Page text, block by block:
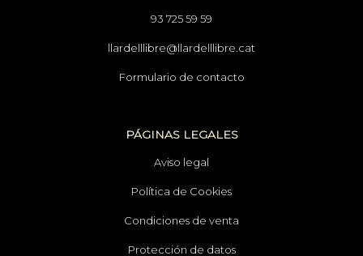
93 725 59 59
llardelllibre@llardelllibre.cat
Formulario de contacto
PÁGINAS LEGALES
Aviso legal
Política de Cookies
Condiciones de venta
Protección de datos